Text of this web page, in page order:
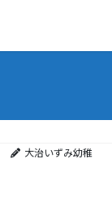
大治いずみ幼稚